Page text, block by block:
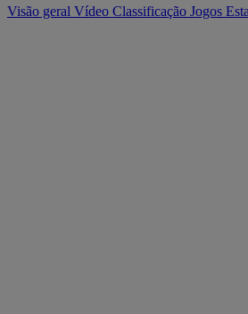
Visão geral Vídeo Classificação Jogos